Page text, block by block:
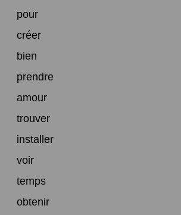
pour
créer
bien
prendre
amour
trouver
installer
voir
temps
obtenir